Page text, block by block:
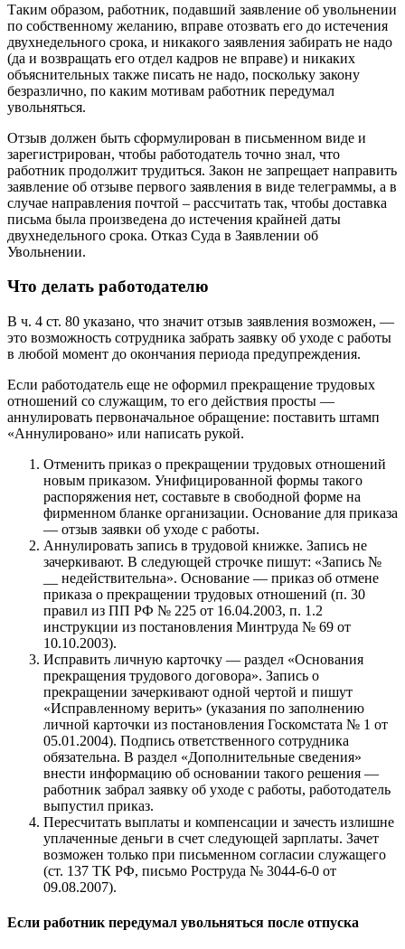
Таким образом, работник, подавший заявление об увольнении
по собственному желанию, вправе отозвать его до истечения
двухнедельного срока, и никакого заявления забирать не надо
(да и возвращать его отдел кадров не вправе) и никаких
объяснительных также писать не надо, поскольку закону
безразлично, по каким мотивам работник передумал
увольняться.
Отзыв должен быть сформулирован в письменном виде и
зарегистрирован, чтобы работодатель точно знал, что
работник продолжит трудиться. Закон не запрещает направить
заявление об отзыве первого заявления в виде телеграммы, а в
случае направления почтой – рассчитать так, чтобы доставка
письма была произведена до истечения крайней даты
двухнедельного срока. Отказ Суда в Заявлении об
Увольнении.
Что делать работодателю
В ч. 4 ст. 80 указано, что значит отзыв заявления возможен, —
это возможность сотрудника забрать заявку об уходе с работы
в любой момент до окончания периода предупреждения.
Если работодатель еще не оформил прекращение трудовых
отношений со служащим, то его действия просты —
аннулировать первоначальное обращение: поставить штамп
«Аннулировано» или написать рукой.
Отменить приказ о прекращении трудовых отношений
новым приказом. Унифицированной формы такого
распоряжения нет, составьте в свободной форме на
фирменном бланке организации. Основание для приказа
— отзыв заявки об уходе с работы.
Аннулировать запись в трудовой книжке. Запись не
зачеркивают. В следующей строчке пишут: «Запись №
__ недействительна». Основание — приказ об отмене
приказа о прекращении трудовых отношений (п. 30
правил из ПП РФ № 225 от 16.04.2003, п. 1.2
инструкции из постановления Минтруда № 69 от
10.10.2003).
Исправить личную карточку — раздел «Основания
прекращения трудового договора». Запись о
прекращении зачеркивают одной чертой и пишут
«Исправленному верить» (указания по заполнению
личной карточки из постановления Госкомстата № 1 от
05.01.2004). Подпись ответственного сотрудника
обязательна. В раздел «Дополнительные сведения»
внести информацию об основании такого решения —
работник забрал заявку об уходе с работы, работодатель
выпустил приказ.
Пересчитать выплаты и компенсации и зачесть излишне
уплаченные деньги в счет следующей зарплаты. Зачет
возможен только при письменном согласии служащего
(ст. 137 ТК РФ, письмо Роструда № 3044-6-0 от
09.08.2007).
Если работник передумал увольняться после отпуска